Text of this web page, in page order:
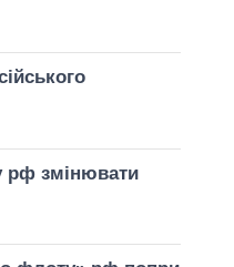
рф змінювати